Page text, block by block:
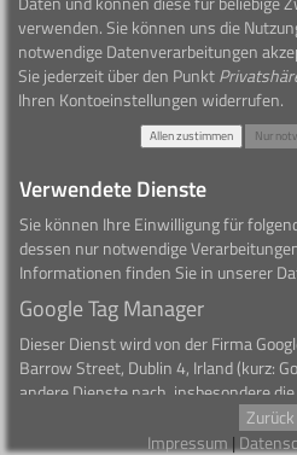
1999 - 2026 Börsen
verwenden. Sie können uns die
notwendige Datenverarbeitungen
Sie jederzeit über den Punkt
Ihren Kontoeinstellungen widerrufen.
Allen zustimmen Nur
Verwendete Dienste
Sie können Ihre Einwilligung für
dessen nur notwendige
Informationen finden Sie in unserer
Google Tag Manager
Dieser Dienst wird von der Firma
Barrow Street, Dublin 4, Irland (kurz:
andere Dienste nach, insbesondere
Dienste. Google erhält
kann diese für die Optimierung
Zurück
Impressum |